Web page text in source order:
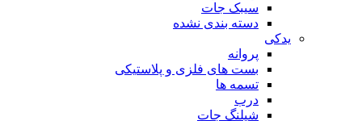
سیبک جات
دسته بندی نشده
یدکی
پروانه
بست های فلزی و پلاستیکی
تسمه ها
درب
شیلنگ جات